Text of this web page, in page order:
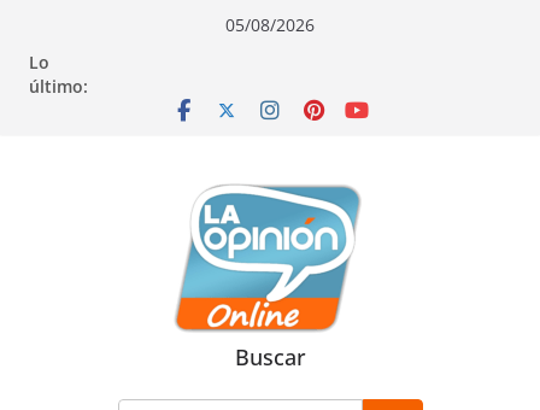
contenido
navegación
contenido
05/08/2026
Lo
último:
Buscar